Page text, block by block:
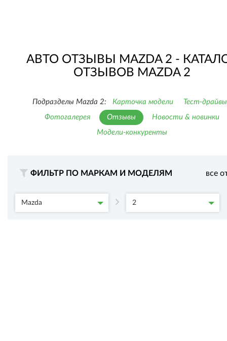
АВТО ОТЗЫВЫ MAZDA 2 -
ОТЗЫВОВ MAZDA 2
Подразделы Mazda 2: Карточка модели
Тест-драйвы
Фотогалерея
Отзывы
Новости & новинки
Модели-конкуренты
ФИЛЬТР ПО МАРКАМ И МОДЕЛЯМ все
Mazda 2